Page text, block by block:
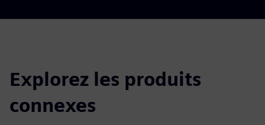
Explorez les produits
connexes